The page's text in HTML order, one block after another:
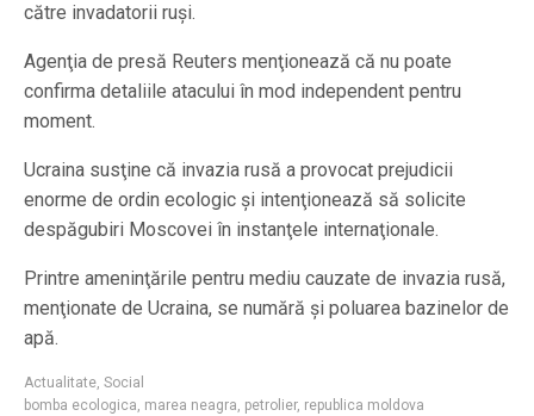
către invadatorii ruşi.
Agenţia de presă Reuters menţionează că nu poate
confirma detaliile atacului în mod independent pentru
moment.
Ucraina susţine că invazia rusă a provocat prejudicii
enorme de ordin ecologic şi intenţionează să solicite
despăgubiri Moscovei în instanţele internaţionale.
Printre ameninţările pentru mediu cauzate de invazia rusă,
menţionate de Ucraina, se numără şi poluarea bazinelor de
apă.
Actualitate, Social
bomba ecologica, marea neagra, petrolier, republica moldova